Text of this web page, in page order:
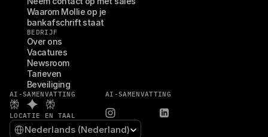
Waarom Mollie op je
bankafschrift staat
BEDRIJF
Over ons
Vacatures
Newsroom
Tarieven
Beveiliging
AI-SAMENVATTING AI-SAMENVATTING
LOCATIE EN TAAL
Select Language
Nederlands (Nederland)